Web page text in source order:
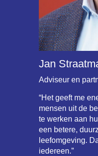
Jan
Adviseur en
“Het geeft me
mensen uit de
te werken aan
een betere,
leefomgeving.
iedereen.”